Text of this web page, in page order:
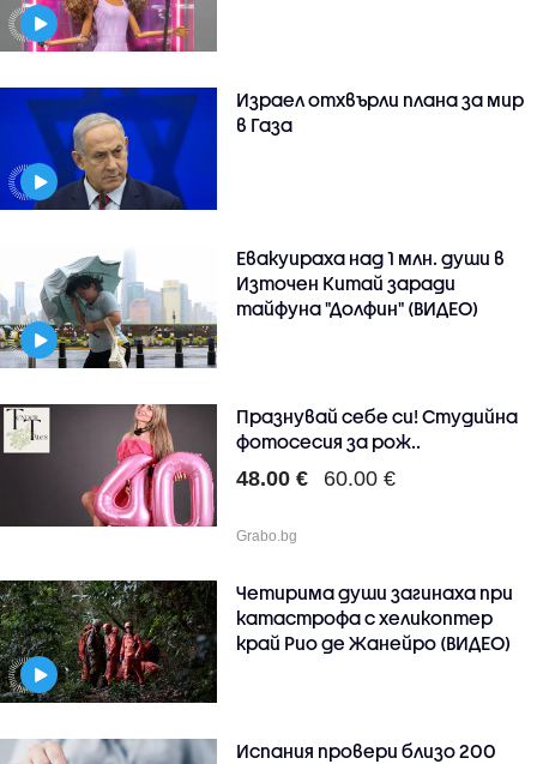
Израел отхвърли плана за мир
в Газа
Евакуираха над 1 млн. души в
Източен Китай заради
тайфуна "Долфин" (ВИДЕО)
Празнувай себе си! Студийна
фотосесия за рож..
48.00 € 60.00 €
Grabo.bg
Четирима души загинаха при
катастрофа с хеликоптер
край Рио де Жанейро (ВИДЕО)
Испания провери близо 200